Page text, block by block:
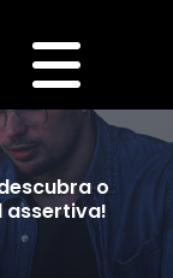
o
assertiva!